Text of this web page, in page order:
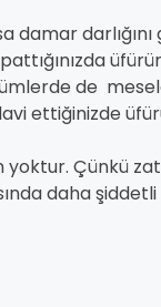
de
ettiğinizde
Çünkü
daha